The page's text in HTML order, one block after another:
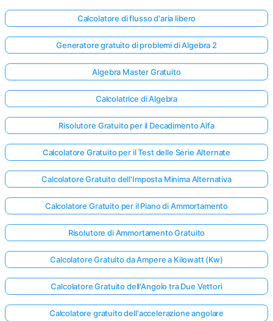
Calcolatore di flusso d'aria libero
Generatore gratuito di problemi di Algebra 2
Algebra Master Gratuito
Calcolatrice di Algebra
Risolutore Gratuito per il Decadimento Alfa
Calcolatore Gratuito per il Test delle Serie Alternate
Calcolatore Gratuito dell'Imposta Minima Alternativa
Calcolatore Gratuito per il Piano di Ammortamento
Risolutore di Ammortamento Gratuito
Calcolatore Gratuito da Ampere a Kilowatt (Kw)
Calcolatore Gratuito dell'Angolo tra Due Vettori
Calcolatore gratuito dell'accelerazione angolare